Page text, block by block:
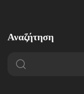
Αναζήτηση